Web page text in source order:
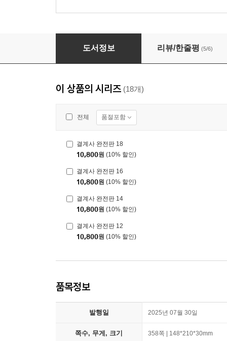
결계사 완전판 18
도서정보 리뷰/한줄평 (5/6)
이 상품의 시리즈 (18개)
전체 품절포함
결계사 완전판 18
10,800원 (10% 할인)
결계사 완전판 16
10,800원 (10% 할인)
결계사 완전판 14
10,800원 (10% 할인)
결계사 완전판 12
10,800원 (10% 할인)
품목정보
발행일 2025년 07월 30일
쪽수, 무게, 크기 358쪽 | 148*210*30mm